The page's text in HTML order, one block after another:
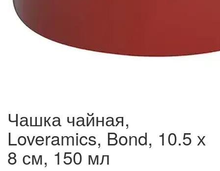
Чашка чайная,
Loveramics, Bond, 10.5 х
8 см, 150 мл